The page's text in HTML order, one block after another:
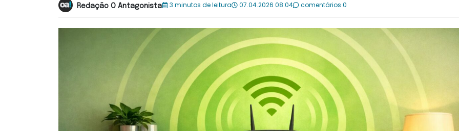
Redação O Antagonista 3 minutos de leitura 07.04.2026 08:04 comentários 0